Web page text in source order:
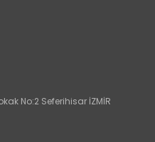
No:2 Seferihisar İZMİR